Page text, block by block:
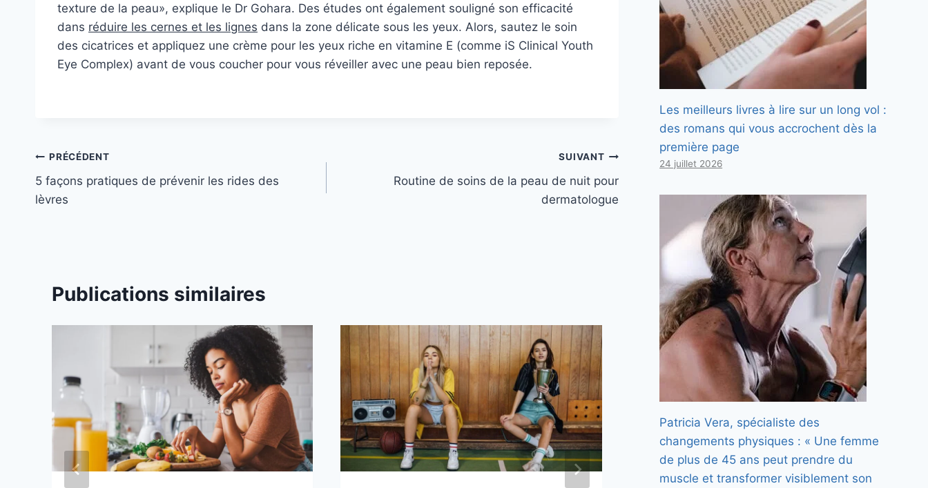
texture de la peau», explique le Dr Gohara. Des études ont également souligné son efficacité
dans réduire les cernes et les lignes dans la zone délicate sous les yeux. Alors, sautez le soin
des cicatrices et appliquez une crème pour les yeux riche en vitamine E (comme iS Clinical Youth
Eye Complex) avant de vous coucher pour vous réveiller avec une peau bien reposée.
Navigation
de
PRÉCÉDENT
5 façons pratiques de prévenir les rides des
lèvres
SUIVANT
Routine de soins de la peau de nuit pour
dermatologue
Publications similaires
Les meilleurs livres à lire sur un long vol :
des romans qui vous accrochent dès la
première page
24 juillet 2026
Patricia Vera, spécialiste des
changements physiques : « Une femme
de plus de 45 ans peut prendre du
muscle et transformer visiblement son